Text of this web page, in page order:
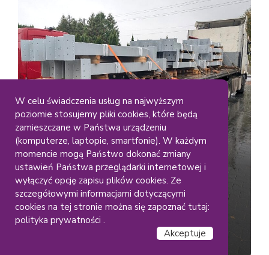
Duze Elementy
Gabaryty
Lakiernia Koczargi
Malowanie dużych
konstrukcji stalowych – RAL
(9006)
W celu świadczenia usług na najwyższym
poziomie stosujemy pliki cookies, które będą
zamieszczane w Państwa urządzeniu
(komputerze, laptopie, smartfonie). W każdym
momencie mogą Państwo dokonać zmiany
ustawień Państwa przeglądarki internetowej i
wyłączyć opcję zapisu plików cookies. Ze
szczegółowymi informacjami dotyczącymi
cookies na tej stronie można się zapoznać tutaj:
polityka prywatności .
Akceptuje